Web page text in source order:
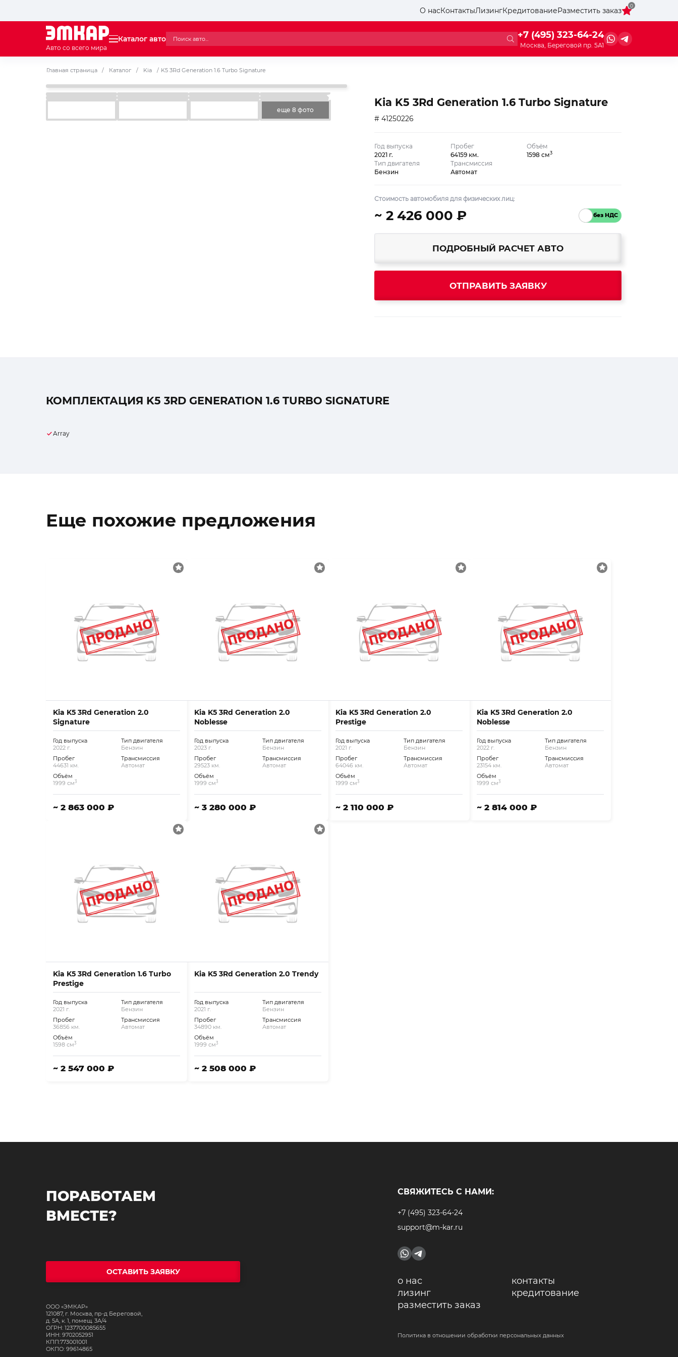
О насКонтактыЛизингКредитованиеРазместить заказ
0
Авто со всего мира
Каталог авто +7 (495) 323-64-24
Москва, Береговой пр. 5А1
Главная страница / Каталог / Kia / K5 3Rd Generation 1.6 Turbo Signature
еще 8 фото
Kia K5 3Rd Generation 1.6 Turbo Signature
# 41250226
Год выпуска
2021 г.
Пробег
64159 км.
Объём
1598 см3
Тип двигателя
Бензин
Трансмиссия
Автомат
Стоимость автомобиля для физических лиц:
~ 2 426 000 ₽
ПОДРОБНЫЙ РАСЧЕТ АВТО
ОТПРАВИТЬ ЗАЯВКУ
КОМПЛЕКТАЦИЯ K5 3RD GENERATION 1.6 TURBO SIGNATURE
Array
Еще похожие предложения
Kia K5 3Rd Generation 2.0
Signature
Год выпуска
2022 г.
Пробег
44631 км.
Объём
1999 см3
Тип двигателя
Бензин
Трансмиссия
Автомат
~ 2 863 000 ₽
Kia K5 3Rd Generation 2.0
Noblesse
Год выпуска
2023 г.
Пробег
29523 км.
Объём
1999 см3
Тип двигателя
Бензин
Трансмиссия
Автомат
~ 3 280 000 ₽
Kia K5 3Rd Generation 2.0
Prestige
Год выпуска
2021 г.
Пробег
64046 км.
Объём
1999 см3
Тип двигателя
Бензин
Трансмиссия
Автомат
~ 2 110 000 ₽
Kia K5 3Rd Generation 2.0
Noblesse
Год выпуска
2022 г.
Пробег
23154 км.
Объём
1999 см3
Тип двигателя
Бензин
Трансмиссия
Автомат
~ 2 814 000 ₽
Kia K5 3Rd Generation 1.6 Turbo
Prestige
Год выпуска
2021 г.
Пробег
36856 км.
Объём
1598 см3
Тип двигателя
Бензин
Трансмиссия
Автомат
~ 2 547 000 ₽
Kia K5 3Rd Generation 2.0 Trendy
Год выпуска
2021 г.
Пробег
34890 км.
Объём
1999 см3
Тип двигателя
Бензин
Трансмиссия
Автомат
~ 2 508 000 ₽
ПОРАБОТАЕМ
ВМЕСТЕ?
ОСТАВИТЬ ЗАЯВКУ
ООО «ЭМКАР»
121087, г. Москва, пр-д Береговой,
д. 5А, к. 1, помещ. 3А/4
ОГРН: 1237700085655
ИНН: 9702052951
КПП:773001001
ОКПО: 99614865
СВЯЖИТЕСЬ С НАМИ:
+7 (495) 323-64-24
support@m-kar.ru
о нас
контакты
лизинг
кредитование
разместить заказ
Политика в отношении обработки персональных данных